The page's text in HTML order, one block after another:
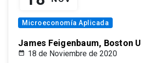
Microeconomía Aplicada
James Feigenbaum, Boston
18 de Noviembre de 2020